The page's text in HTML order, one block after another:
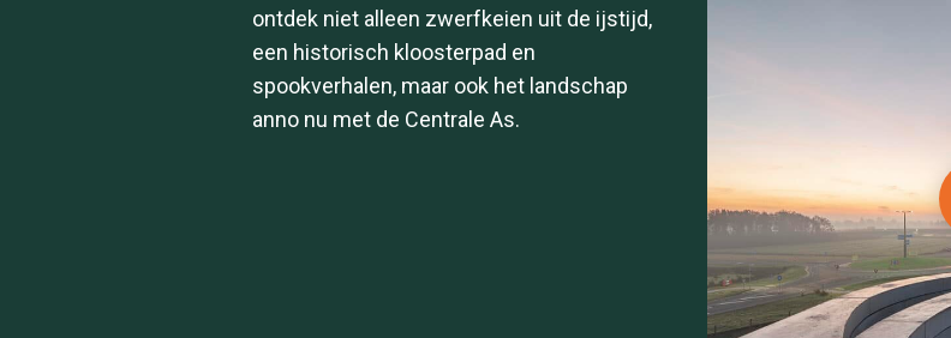
ontdek niet alleen zwerfkeien uit de ijstijd,
een historisch kloosterpad en
spookverhalen, maar ook het landschap
anno nu met de Centrale As.